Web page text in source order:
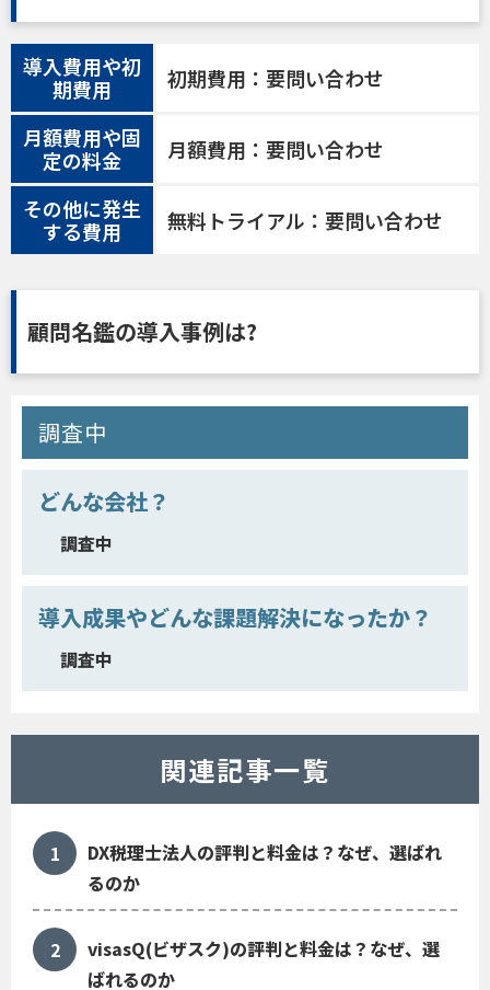
導入費用や初
期費用
初期費用：要問い合わせ
月額費用や固
定の料金
月額費用：要問い合わせ
その他に発生
する費用
無料トライアル：要問い合わせ
顧問名鑑の導入事例は?
調査中
どんな会社？
調査中
導入成果やどんな課題解決になったか？
調査中
関連記事一覧
DX税理士法人の評判と料金は？なぜ、選ばれ
るのか
visasQ(ビザスク)の評判と料金は？なぜ、選
ばれるのか